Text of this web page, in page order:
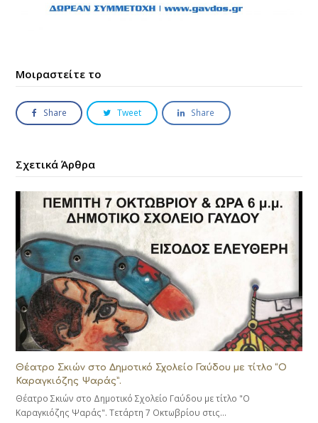
Μοιραστείτε το
Share Tweet Share
Σχετικά Άρθρα
Θέατρο Σκιών στο Δημοτικό Σχολείο Γαύδου με τίτλο “Ο
Καραγκιόζης Ψαράς”.
Θέατρο Σκιών στο Δημοτικό Σχολείο Γαύδου με τίτλο "Ο
Καραγκιόζης Ψαράς". Τετάρτη 7 Οκτωβρίου στις…